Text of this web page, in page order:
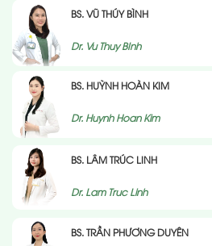
BS. VŨ THÚY BÌNH
Dr. Vu Thuy BInh
BS. HUỲNH HOÀN KIM
Dr. Huynh Hoan Kim
BS. LÂM TRÚC LINH
Dr. Lam Truc Linh
BS. TRẦN PHƯƠNG DUYÊN